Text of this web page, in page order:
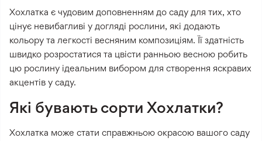
Хохлатка є чудовим доповненням до саду для тих, хто
цінує невибагливі у догляді рослини, які додають
кольору та легкості весняним композиціям. Її здатність
швидко розростатися та цвісти ранньою весною робить
цю рослину ідеальним вибором для створення яскравих
акцентів у саду.
Які бувають сорти Хохлатки?
Хохлатка може стати справжньою окрасою вашого саду